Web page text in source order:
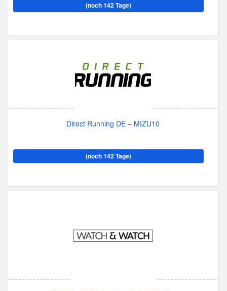
(noch 142 Tage)
Direct Running DE – MIZU10
(noch 142 Tage)